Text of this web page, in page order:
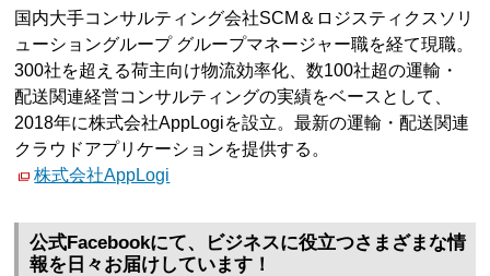
国内大手コンサルティング会社SCM＆ロジスティクスソリ
ューショングループ グループマネージャー職を経て現職。
300社を超える荷主向け物流効率化、数100社超の運輸・
配送関連経営コンサルティングの実績をベースとして、
2018年に株式会社AppLogiを設立。最新の運輸・配送関連
クラウドアプリケーションを提供する。
株式会社AppLogi
公式Facebookにて、ビジネスに役立つさまざまな情
報を日々お届けしています！